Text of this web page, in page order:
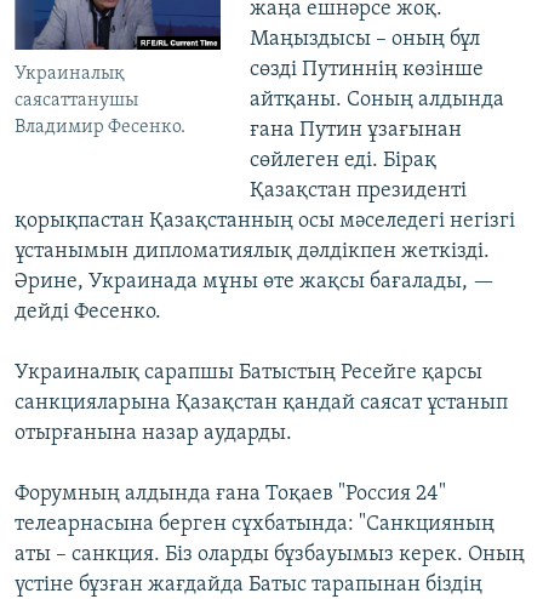
Украиналық
саясаттанушы
Владимир Фесенко.
жаңа ешнәрсе жоқ.
Маңыздысы – оның бұл
сөзді Путиннің көзінше
айтқаны. Соның алдында
ғана Путин ұзағынан
сөйлеген еді. Бірақ
Қазақстан президенті
қорықпастан Қазақстанның осы мәселедегі негізгі
ұстанымын дипломатиялық дәлдікпен жеткізді.
Әрине, Украинада мұны өте жақсы бағалады, —
дейді Фесенко.
Украиналық сарапшы Батыстың Ресейге қарсы
санкцияларына Қазақстан қандай саясат ұстанып
отырғанына назар аударды.
Форумның алдында ғана Тоқаев "Россия 24"
телеарнасына берген сұхбатында: "Санкцияның
аты – санкция. Біз оларды бұзбауымыз керек. Оның
үстіне бұзған жағдайда Батыс тарапынан біздің